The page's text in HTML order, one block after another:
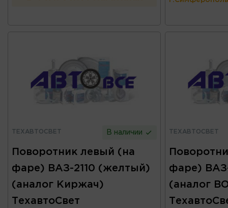
ТЕХАВТОСВЕТ В наличии
Поворотник левый (на
фаре) ВАЗ-2110 (желтый)
(аналог Киржач)
ТехавтоСвет
ТЕХАВТОСВЕТ
фаре)
(аналог